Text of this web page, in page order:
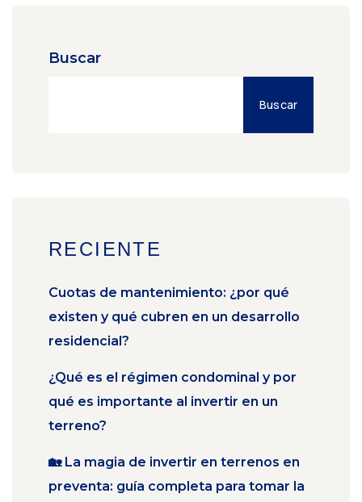
Buscar
Buscar
RECIENTE
Cuotas de mantenimiento: ¿por qué
existen y qué cubren en un desarrollo
residencial?
¿Qué es el régimen condominal y por
qué es importante al invertir en un
terreno?
🏡 La magia de invertir en terrenos en
preventa: guía completa para tomar la